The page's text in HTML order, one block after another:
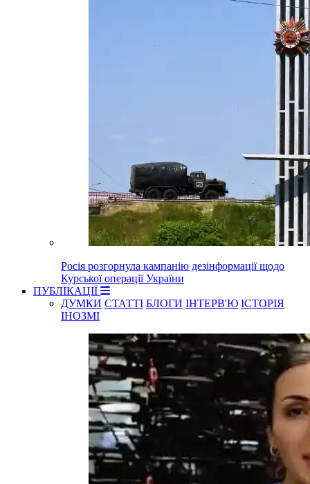
Росія розгорнула кампанію дезінформації щодо
Курської операції України
ПУБЛІКАЦІЇ
ДУМКИ СТАТТІ БЛОГИ ІНТЕРВ'Ю ІСТОРІЯ
ІНОЗМІ